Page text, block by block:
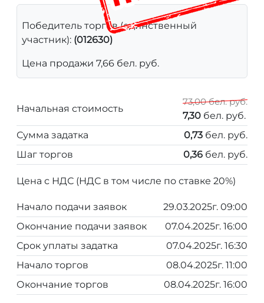
Победитель торгов (единственный
участник): (012630)
Цена продажи 7,66 бел. руб.
Начальная стоимость
73,00 бел. руб.
7,30 бел. руб.
Сумма задатка
0,73 бел. руб.
Шаг торгов
0,36 бел. руб.
Цена с НДС (НДС в том числе по ставке 20%)
Начало подачи заявок
29.03.2025г. 09:00
Окончание подачи заявок
07.04.2025г. 16:00
Срок уплаты задатка
07.04.2025г. 16:30
Начало торгов
08.04.2025г. 11:00
Окончание торгов
08.04.2025г. 16:00